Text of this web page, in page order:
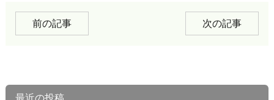
前の記事 次の記事
最近の投稿